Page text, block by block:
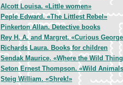
Alcott Louisa. «Little women»
Peple Edward. «The Littlest Rebel»
Pinkerton Allan. Detective books
Rey H. A. and Margret. «Curious
Richards Laura. Books for children
Sendak Maurice. «Where the Wild
Seton Ernest Thompson. «Wild
Steig William. «Shrek!»